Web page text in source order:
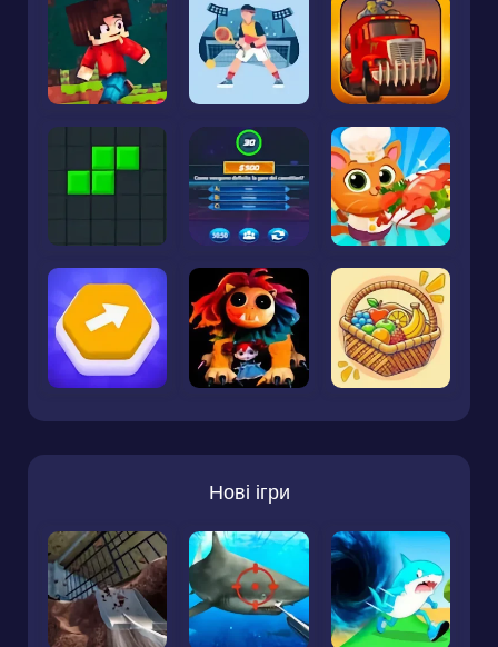
Нові ігри